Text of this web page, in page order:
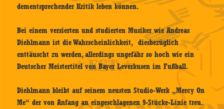
dementsprechender Kritik leben können.
Bei einem versierten und studierten Musiker wie Andreas
Diehlmann ist die Wahrscheinlichkeit, diesbezüglich
enttäuscht zu werden, allerdings ungefähr so hoch wie ein
Deutscher Meistertitel von Bayer Leverkusen im Fußball.
Diehlmann bleibt auf seinem neusten Studio-Werk „Mercy On
Me“ der von Anfang an eingeschlagenen 9-Stücke-Linie treu.